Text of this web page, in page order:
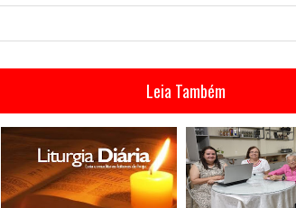
Leia Também